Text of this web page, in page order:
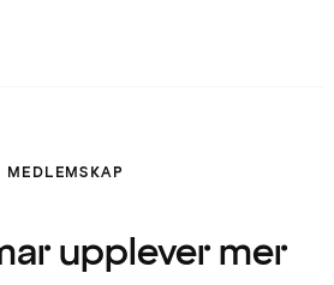
MEDLEMSKAP
upplever mer